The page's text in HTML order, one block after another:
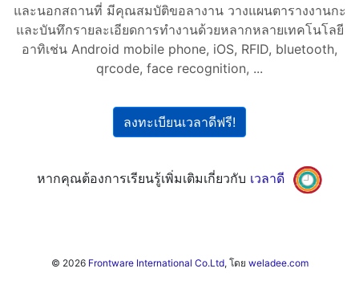
และนอกสถานที่ มีคุณสมบัติขอลางาน วางแผนตารางงานกะ
และบันทึกรายละเอียดการทำงานด้วยหลากหลายเทคโนโลยี
อาทิเช่น Android mobile phone, iOS, RFID, bluetooth,
qrcode, face recognition, ...
ลงทะเบียนเวลาดีฟรี!
หากคุณต้องการเรียนรู้เพิ่มเติมเกี่ยวกับ เวลาดี
© 2026 Frontware International Co.Ltd, โดย weladee.com